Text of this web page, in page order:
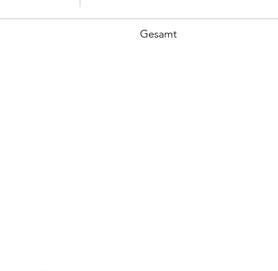
Gesamt